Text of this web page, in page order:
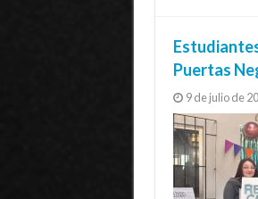
Puertas
9 de julio de